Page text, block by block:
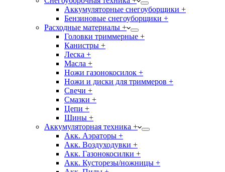
Аккумуляторные снегоуборщики +
Бензиновые снегоуборщики +
Расходные материалы +
Головки триммерные +
Канистры +
Леска +
Масла +
Ножи газонокосилок +
Ножи и диски для триммеров +
Свечи +
Смазки +
Цепи +
Шины +
Аккумуляторная техника +
Акк. Аэраторы +
Акк. Воздуходувки +
Акк. Газонокосилки +
Акк. Кусторезы/ножницы +